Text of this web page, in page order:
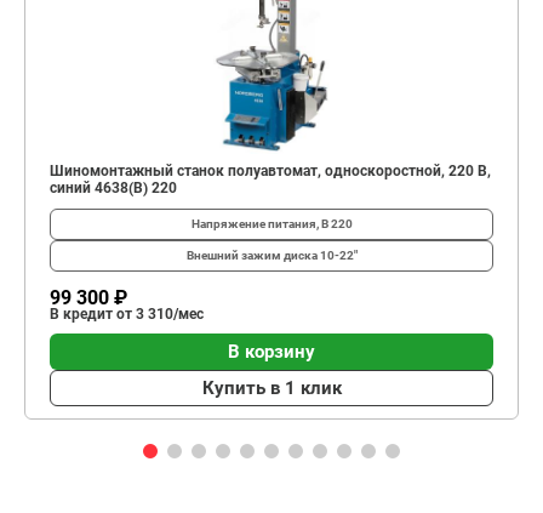
Шиномонтажный станок полуавтомат, односкоростной, 220 В,
синий 4638(B) 220
Напряжение питания, В220
Внешний зажим диска10-22"
99 300 ₽
В кредит от 3 310/мес
В корзину
Купить в 1 клик